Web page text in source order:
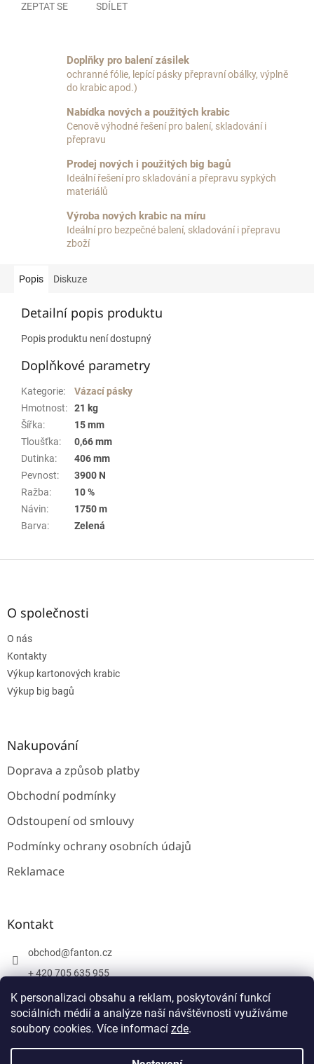
K personalizaci obsahu a reklam, poskytování funkcí
sociálních médií a analýze naší návštěvnosti využíváme
soubory cookies. Více informací zde.
ZEPTAT SE SDÍLET
Doplňky pro balení zásilek
ochranné fólie, lepící pásky přepravní obálky, výplně
do krabic apod.)
Nabídka nových a použitých krabic
Cenově výhodné řešení pro balení, skladování i
přepravu
Prodej nových i použitých big bagů
Ideální řešení pro skladování a přepravu sypkých
materiálů
Výroba nových krabic na míru
Ideální pro bezpečné balení, skladování i přepravu
zboží
Popis Diskuze
Detailní popis produktu
Popis produktu není dostupný
Doplňkové parametry
Kategorie:
Vázací pásky
Hmotnost:
21 kg
Šířka:
15 mm
Tloušťka:
0,66 mm
Dutinka:
406 mm
Pevnost:
3900 N
Ražba:
10 %
Návin:
1750 m
Barva: Zelená
Z
O společnosti
O nás
Kontakty
Výkup kartonových krabic
Výkup big bagů
Nakupování
Doprava a způsob platby
Obchodní podmínky
Odstoupení od smlouvy
Podmínky ochrany osobních údajů
Reklamace
Kontakt
obchod@fanton.cz
+ 420 705 635 955
+ 420 705 635 951